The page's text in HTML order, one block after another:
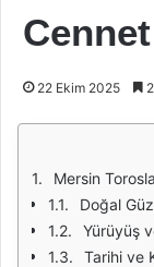
Cennet
22 Ekim 2025
Mersin
Doğal
Yürüyüş
Tarihi ve